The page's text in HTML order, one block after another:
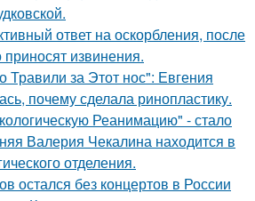
ответ на оскорбления, после
приносят извинения.
Травили за Этот нос": Евгения
почему сделала ринопластику.
Реанимацию" - стало
Валерия Чекалина находится в
отделения.
остался без концертов в России